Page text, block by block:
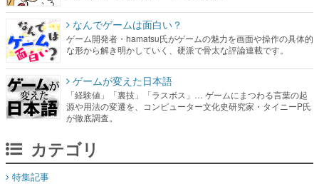
なんでゲームは面白い？
ゲーム開発者・hamatsu氏がゲームの魅力を画面や操作の具体的
な形から解き明かしていく、硬派で骨太な評論連載です。
ゲームが変えた日本語
「経験値」「裏技」「ラスボス」… ゲームにまつわる言葉の起
源や用法の変遷を、コンピューター文化史研究家・タイニーP氏
が徹底調査。
カテゴリ
特集記事